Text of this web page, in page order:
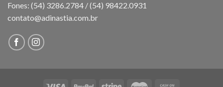
Fones: (54) 3286.2784 / (54) 98422.0931
contato@adinastia.com.br